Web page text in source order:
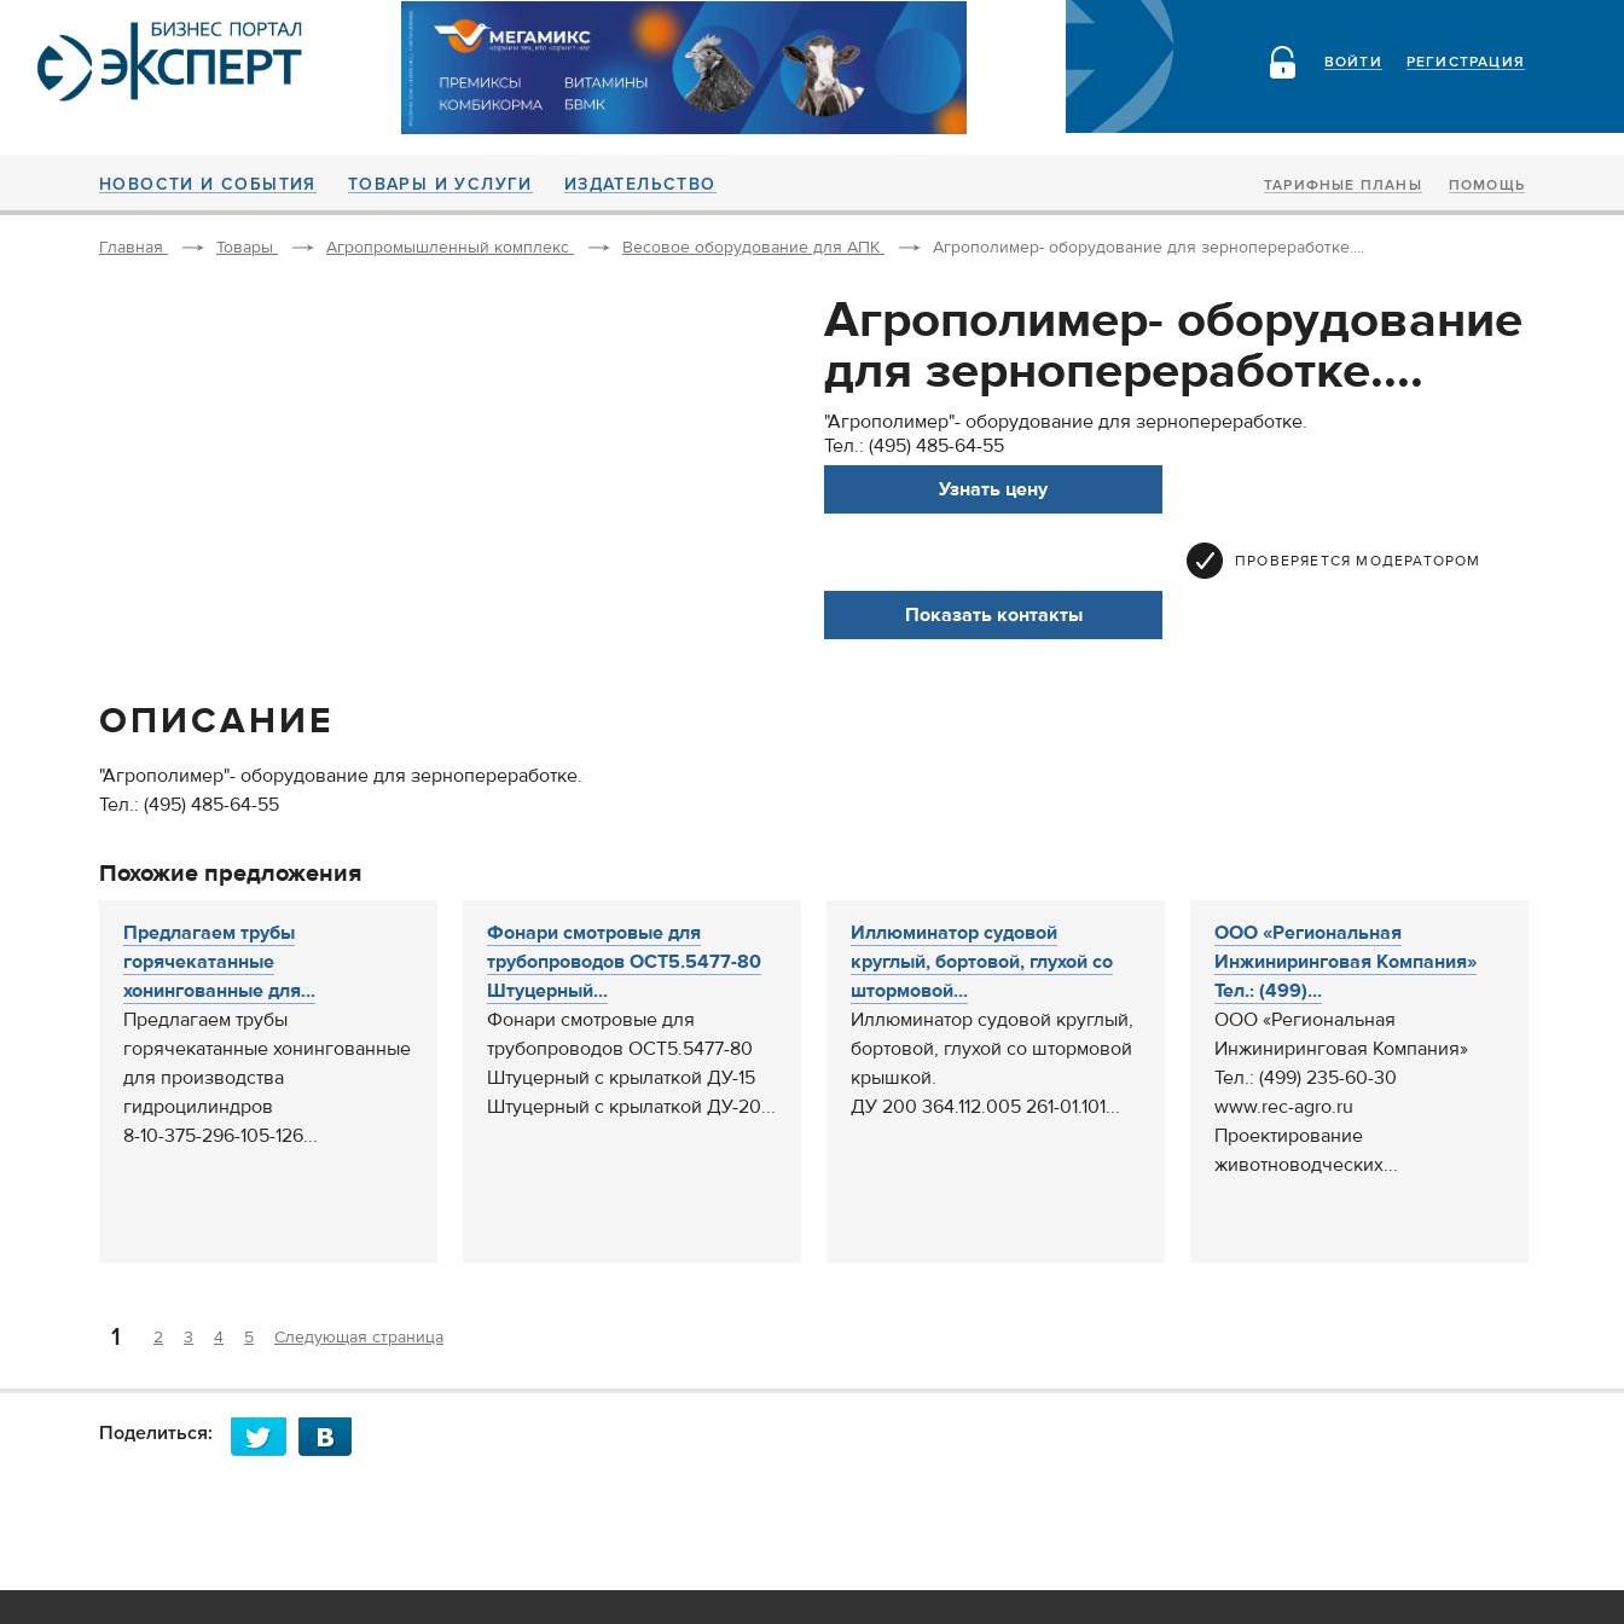
РЕГИСТРАЦИЯ
ВОЙТИ
НОВОСТИ И СОБЫТИЯ ТОВАРЫ И УСЛУГИ ИЗДАТЕЛЬСТВО ТАРИФНЫЕ ПЛАНЫ ПОМОЩЬ
Главная Товары Агропромышленный комплекс Весовое оборудование для АПК Агрополимер- оборудование для зернопереработке....
Агрополимер- оборудование
для зернопереработке....
"Агрополимер"- оборудование для зернопереработке.
Тел.: (495) 485-64-55
Узнать цену
ПРОВЕРЯЕТСЯ МОДЕРАТОРОМ
Показать контакты
ОПИСАНИЕ
"Агрополимер"- оборудование для зернопереработке.
Тел.: (495) 485-64-55
Похожие предложения
Предлагаем трубы
горячекатанные
хонингованные для...
Предлагаем трубы
горячекатанные хонингованные
для производства
гидроцилиндров
8-10-375-296-105-126...
Фонари смотровые для
трубопроводов ОСТ5.5477-80
Штуцерный...
Фонари смотровые для
трубопроводов ОСТ5.5477-80
Штуцерный с крылаткой ДУ-15
Штуцерный с крылаткой ДУ-20...
Иллюминатор судовой
круглый, бортовой, глухой со
штормовой...
Иллюминатор судовой круглый,
бортовой, глухой со штормовой
крышкой.
ДУ 200 364.112.005 261-01.101...
ООО «Региональная
Инжиниринговая Компания»
Тел.: (499)...
ООО «Региональная
Инжиниринговая Компания»
Тел.: (499) 235-60-30
www.rec-agro.ru
Проектирование
животноводческих...
1 2 3 4 5 Следующая страница
Поделиться: